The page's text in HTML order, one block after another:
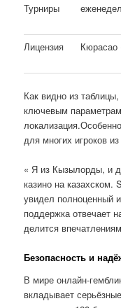
Турниры
Лицензия
Как видно из
ключевым
для многих игроков
« Я из Кызылорды, и
казино на казахском.
увидел полноценный
поддержка отвечает
делится
Безопасность и
В мире онлайн-
вкладывает